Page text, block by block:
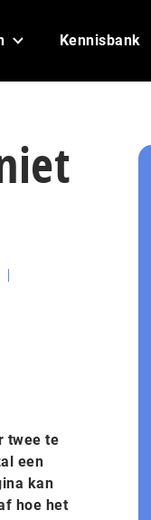
Kennisbank
twee te
een
kan
hoe het